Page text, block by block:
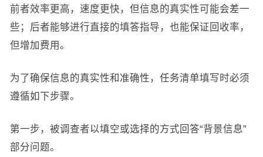
前者效率更高，速度更快，但信息的真实性可能会差一
些；后者能够进行直接的填答指导，也能保证回收率，
但增加费用。
为了确保信息的真实性和准确性，任务清单填写时必须
遵循如下步骤。
第一步，被调查者以填空或选择的方式回答“背景信息”
部分问题。